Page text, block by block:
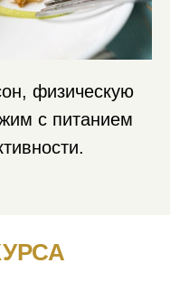
физическую
с питанием